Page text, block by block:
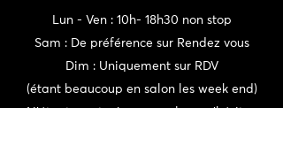
Lun - Ven : 10h- 18h30 non stop
Sam : De préférence sur Rendez vous
Dim : Uniquement sur RDV
(étant beaucoup en salon les week end)